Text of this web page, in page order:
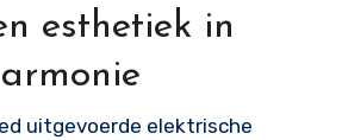
esthetiek in
uitgevoerde elektrische